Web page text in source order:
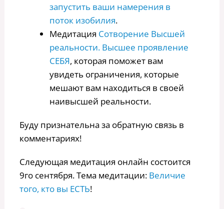
запустить ваши намерения в
поток изобилия.
Медитация Сотворение Высшей
реальности. Высшее проявление
СЕБЯ, которая поможет вам
увидеть ограничения, которые
мешают вам находиться в своей
наивысшей реальности.
Буду признательна за обратную связь в
комментариях!
Следующая медитация онлайн состоится
9го сентября. Тема медитации: Величие
того, кто вы ЕСТЬ!